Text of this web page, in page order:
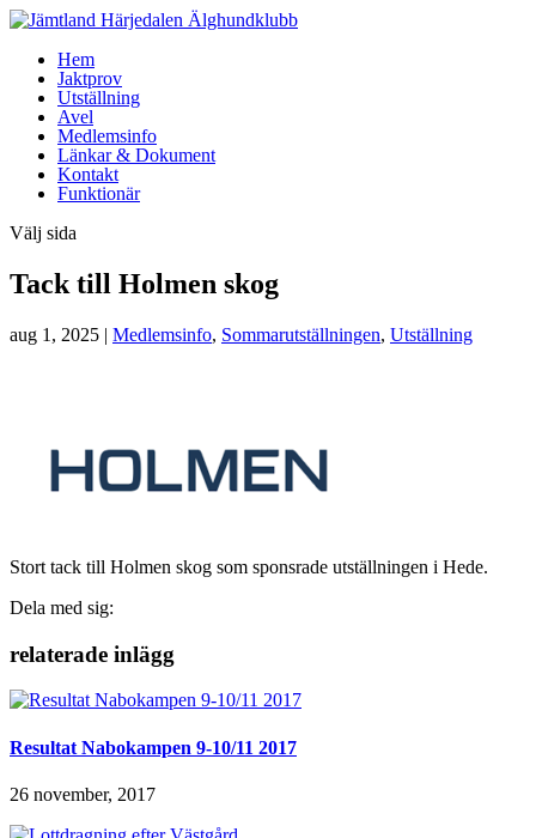
Hem
Jaktprov
Utställning
Avel
Medlemsinfo
Länkar & Dokument
Kontakt
Funktionär
Välj sida
Tack till Holmen skog
aug 1, 2025 | Medlemsinfo, Sommarutställningen, Utställning
Stort tack till Holmen skog som sponsrade utställningen i Hede.
Dela med sig:
relaterade inlägg
Resultat Nabokampen 9-10/11 2017
26 november, 2017